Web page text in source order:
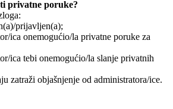
privatne poruke?
prijavljen(a);
ica onemogućio/la privatne poruke za
ica tebi onemogućio/la slanje privatnih
zatraži objašnjenje od administratora/ice.